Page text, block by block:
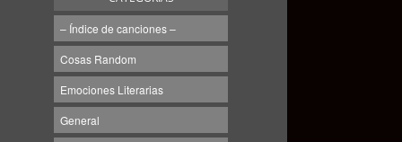
– Índice de canciones –
Cosas Random
Emociones Literarias
General